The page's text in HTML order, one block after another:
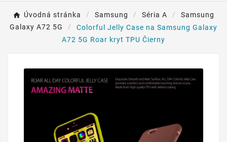
Úvodná stránka Samsung Séria A
Samsung
Galaxy A72 5G
Colorful Jelly Case na Samsung Galaxy
A72 5G Roar kryt TPU Čierny